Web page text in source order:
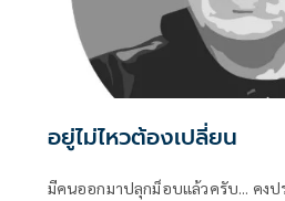
อยู่ไม่ไหวต้องเปลี่ยน
มีคนออกมาปลุกม็อบแล้วครับ... คงป